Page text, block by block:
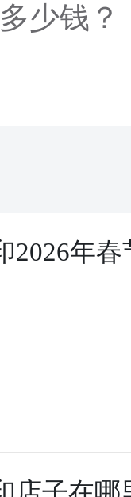
少钱？
2026年春